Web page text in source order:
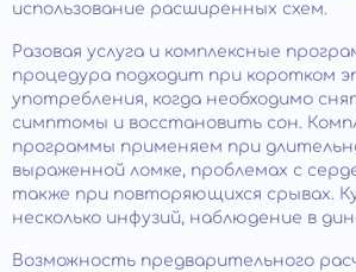
использование расширенных схем.
Разовая услуга и комплексные
процедура подходит при коротком
употребления, когда необходимо
симптомы и восстановить сон.
программы применяем при
выраженной ломке, проблемах с
также при повторяющихся срывах.
несколько инфузий, наблюдение в
Возможность предварительного